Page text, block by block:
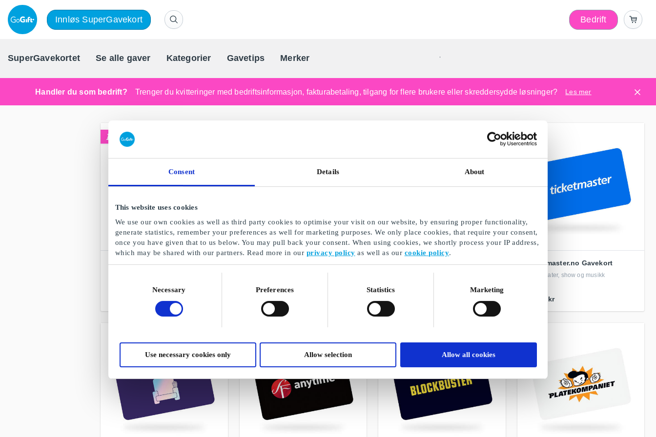
Consent Details About
This website uses cookies
We use our own cookies as well as third party cookies to optimise your visit on our website, by ensuring proper functionality,
generate statistics, remember your preferences as well for marketing purposes. We only place cookies, that require your consent,
once you have given that to us below. You may pull back your consent. When using cookies, we shortly process your IP address,
which may be shared with our partners. Read more in our privacy policy as well as our cookie policy.
Necessary Preferences Statistics Marketing
Use necessary cookies only Allow selection Allow all cookies
Innløs SuperGavekort Bedrift
SuperGavekortet Se alle gaver Kategorier Gavetips MerkerNorges førende gaveleverandør
Handler du som bedrift? Trenger du kvitteringer med bedriftsinformasjon, fakturabetaling, tilgang for flere brukere eller skreddersydde løsninger? Les mer
SuperGavekortet NO Clas Ohlson NO Gavekort Filmweb Kinogavekort NO
Saldobasert kinogavekort som kan
Ticketmaster.no Gavekort
Sport, teater, show og musikk
50 kr